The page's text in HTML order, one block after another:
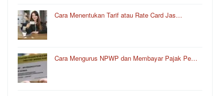
Cara Menentukan Tarif atau Rate Card Jas…
Cara Mengurus NPWP dan Membayar Pajak Pe…